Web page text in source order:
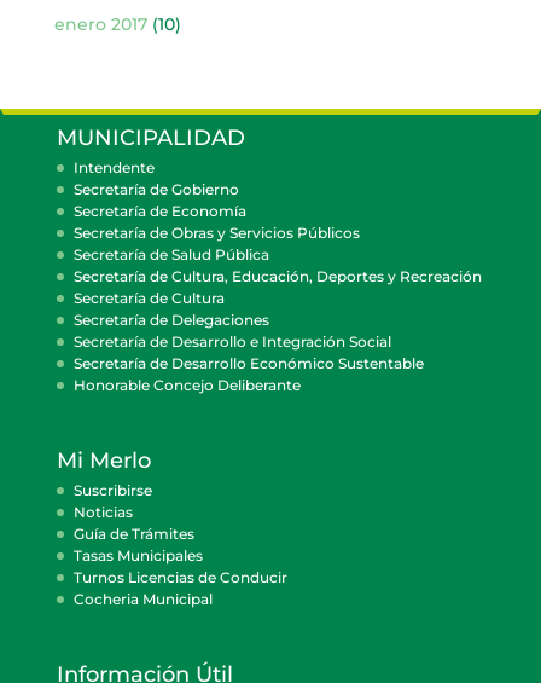
enero 2017(10)
MUNICIPALIDAD
Intendente
Secretaría de Gobierno
Secretaría de Economía
Secretaría de Obras y Servicios Públicos
Secretaría de Salud Pública
Secretaría de Cultura, Educación, Deportes y Recreación
Secretaría de Cultura
Secretaría de Delegaciones
Secretaría de Desarrollo e Integración Social
Secretaría de Desarrollo Económico Sustentable
Honorable Concejo Deliberante
Mi Merlo
Suscribirse
Noticias
Guía de Trámites
Tasas Municipales
Turnos Licencias de Conducir
Cocheria Municipal
Información Útil